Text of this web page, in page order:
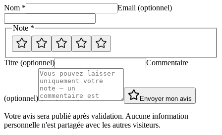
Nom * Email (optionnel)
Note *
Titre (optionnel) Commentaire
(optionnel) Envoyer mon avis
Votre avis sera publié après validation. Aucune information
personnelle n'est partagée avec les autres visiteurs.